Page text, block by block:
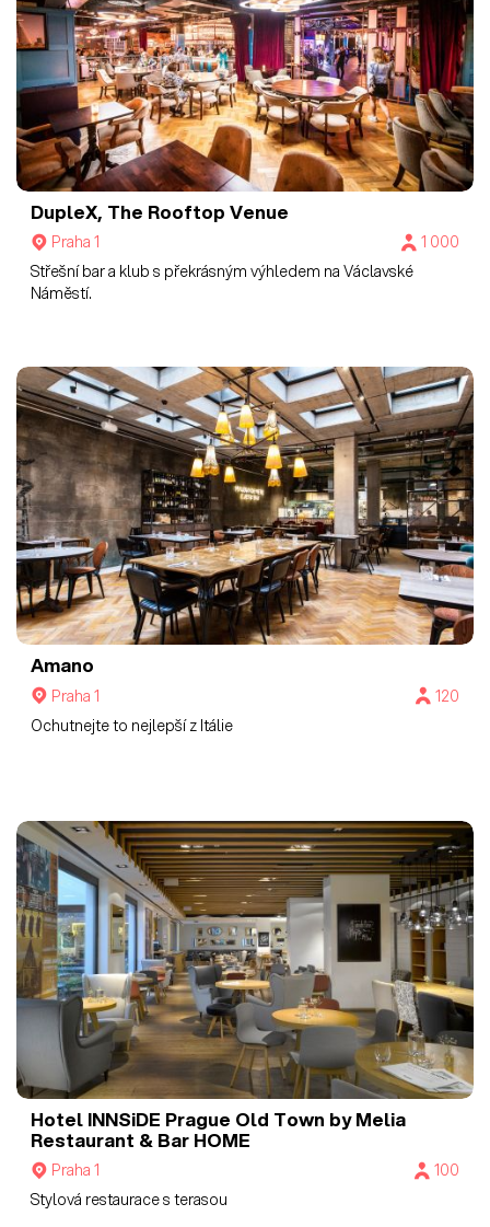
DupleX, The Rooftop Venue
Praha 1
1 000
Střešní bar a klub s překrásným výhledem na Václavské
Náměstí.
Amano
Praha 1
120
Ochutnejte to nejlepší z Itálie
Hotel INNSiDE Prague Old Town by Melia
Restaurant & Bar HOME
Praha 1
100
Stylová restaurace s terasou